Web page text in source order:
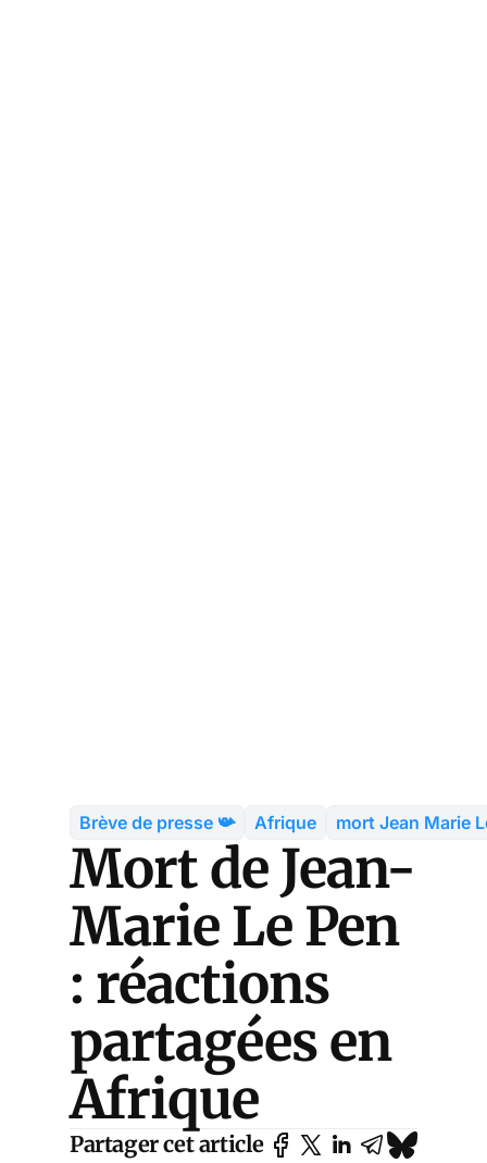
Brève de presse 📯 Afrique mort Jean Marie
Mort de Jean-
Marie Le Pen
: réactions
partagées en
Afrique
Partager cet article